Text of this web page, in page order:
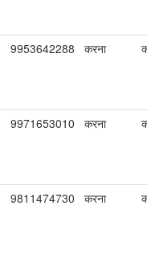
9953642288 करना
9971653010 करना
9811474730 करना